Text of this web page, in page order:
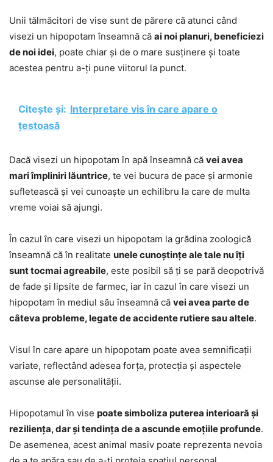
Unii tălmăcitori de vise sunt de părere că atunci când
visezi un hipopotam înseamnă că ai noi planuri, beneficiezi
de noi idei, poate chiar și de o mare susținere și toate
acestea pentru a-ți pune viitorul la punct.
Citește și: Interpretare vis în care apare o
țestoasă
Dacă visezi un hipopotam în apă înseamnă că vei avea
mari împliniri lăuntrice, te vei bucura de pace și armonie
sufletească și vei cunoaște un echilibru la care de multa
vreme voiai să ajungi.
În cazul în care visezi un hipopotam la grădina zoologică
înseamnă că în realitate unele cunoștințe ale tale nu îți
sunt tocmai agreabile, este posibil să ți se pară deopotrivă
de fade și lipsite de farmec, iar în cazul în care visezi un
hipopotam în mediul său înseamnă că vei avea parte de
câteva probleme, legate de accidente rutiere sau altele.
Visul în care apare un hipopotam poate avea semnificații
variate, reflectând adesea forța, protecția și aspectele
ascunse ale personalității.
Hipopotamul în vise poate simboliza puterea interioară și
reziliența, dar și tendința de a ascunde emoțiile profunde.
De asemenea, acest animal masiv poate reprezenta nevoia